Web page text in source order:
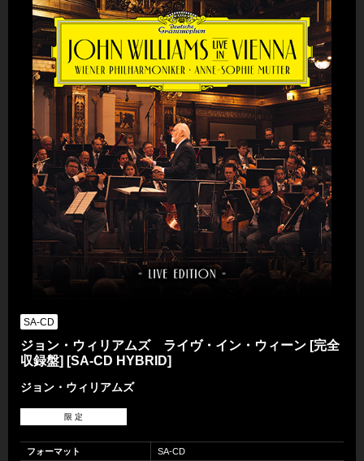
SA-CD
ジョン・ウィリアムズ ライヴ・イン・ウィーン [完全
収録盤] [SA-CD HYBRID]
ジョン・ウィリアムズ
限 定
フォーマット
SA-CD